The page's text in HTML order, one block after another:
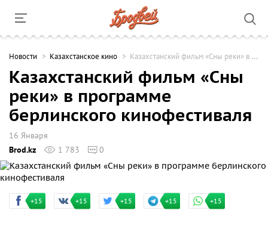
Новости Казахстанское кино Казахстанский фильм «Сны реки» в программе берлинского кинофестиваля
Казахстанский фильм «Сны
реки» в программе
берлинского кинофестиваля
16 Января
Brod.kz
1 783 0
+15 +15 +15 +15 +15